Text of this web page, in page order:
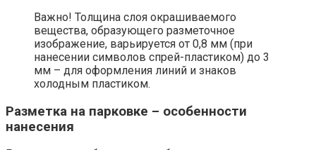
Важно! Толщина слоя окрашиваемого
вещества, образующего разметочное
изображение, варьируется от 0,8 мм (при
нанесении символов спрей-пластиком) до 3
мм – для оформления линий и знаков
холодным пластиком.
Разметка на парковке – особенности
нанесения